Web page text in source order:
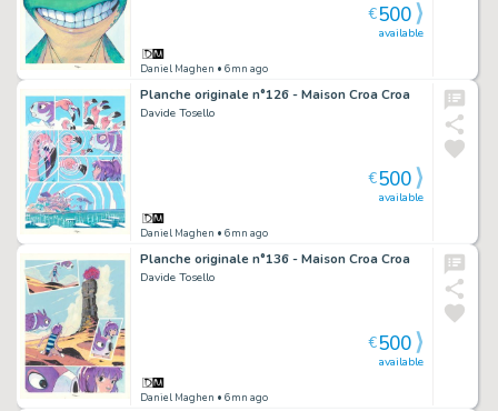
Daniel Maghen • 6mn ago
available
€500
Planche originale n°126 - Maison Croa Croa
Davide Tosello
Daniel Maghen • 6mn ago
available
€500
Planche originale n°136 - Maison Croa Croa
Davide Tosello
Daniel Maghen • 6mn ago
available
€500